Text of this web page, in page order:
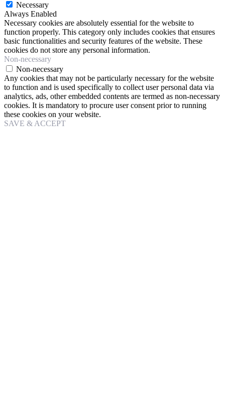
Necessary
Always Enabled
Necessary cookies are absolutely essential for the website to
function properly. This category only includes cookies that ensures
basic functionalities and security features of the website. These
cookies do not store any personal information.
Non-necessary
Non-necessary
Any cookies that may not be particularly necessary for the website
to function and is used specifically to collect user personal data via
analytics, ads, other embedded contents are termed as non-necessary
cookies. It is mandatory to procure user consent prior to running
these cookies on your website.
SAVE & ACCEPT